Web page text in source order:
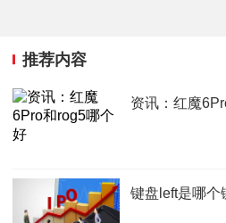
推荐内容
资讯：红魔
键盘left是哪个